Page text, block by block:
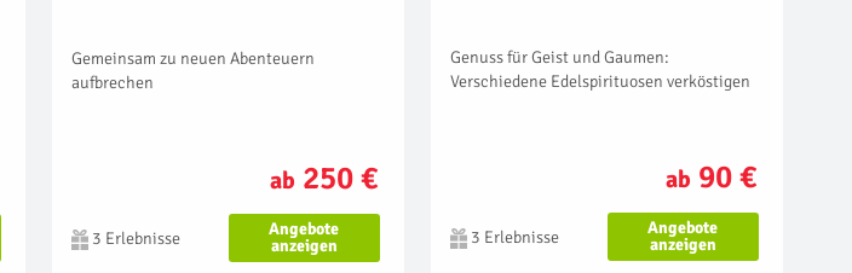
Gemeinsam zu neuen Abenteuern
aufbrechen
ab 250 €
3 Erlebnisse
Angebote
anzeigen
Genuss für Geist und Gaumen:
Verschiedene Edelspirituosen verköstigen
ab 90 €
3 Erlebnisse
Angebote
anzeigen